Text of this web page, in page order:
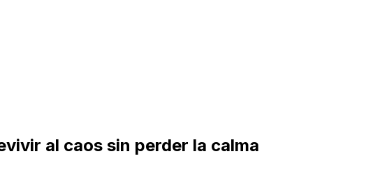
al caos sin perder la calma